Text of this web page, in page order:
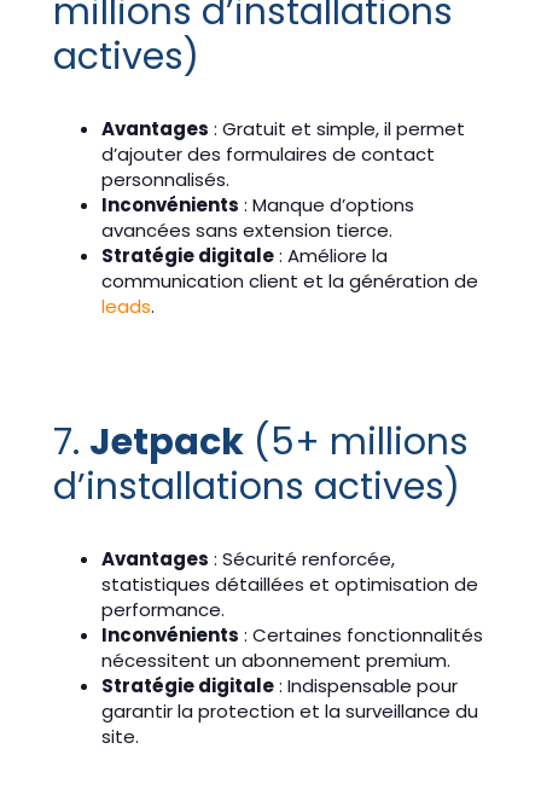
millions d’installations
actives)
Avantages : Gratuit et simple, il permet
d’ajouter des formulaires de contact
personnalisés.
Inconvénients : Manque d’options
avancées sans extension tierce.
Stratégie digitale: Améliore la
communication client et la génération de
leads.
7. Jetpack (5+ millions
d’installations actives)
Avantages : Sécurité renforcée,
statistiques détaillées et optimisation de
performance.
Inconvénients : Certaines fonctionnalités
nécessitent un abonnement premium.
Stratégie digitale: Indispensable pour
garantir la protection et la surveillance du
site.